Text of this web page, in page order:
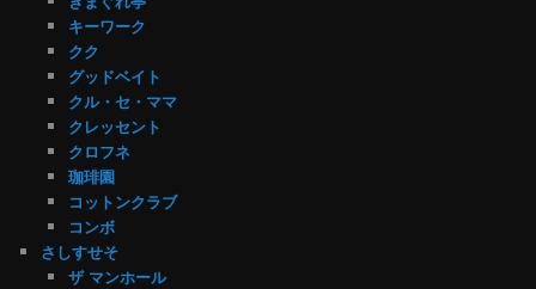
キーワーク
クク
グッドベイト
クル・セ・ママ
クレッセント
クロフネ
珈琲園
コットンクラブ
コンボ
さしすせそ
ザ マンホール